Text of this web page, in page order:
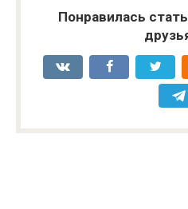
Понравилась